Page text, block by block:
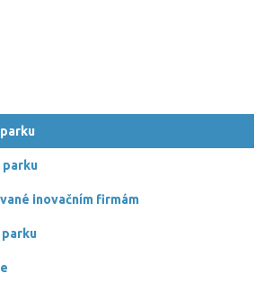
z.s.
parku
inovačním firmám